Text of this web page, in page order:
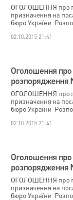
ОГОЛОШЕННЯ про
призначення на
бюро України
02.10.2015 21:41
Оголошення про
розпорядження
ОГОЛОШЕННЯ про
призначення на
бюро України
02.10.2015 21:41
Оголошення про
розпорядження
ОГОЛОШЕННЯ про
призначення на
бюро України